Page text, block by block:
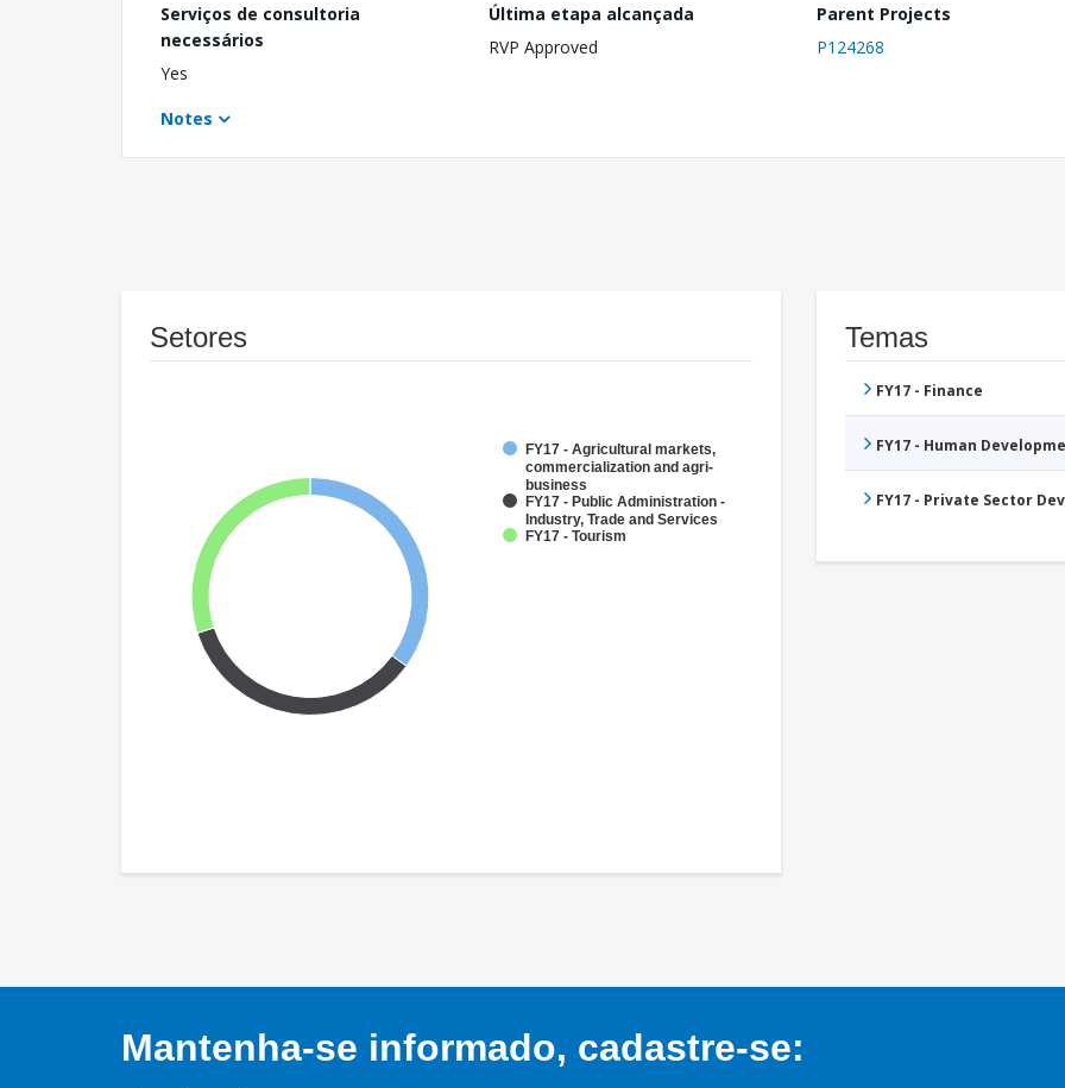
Serviços de consultoria
necessários
Yes
Última etapa alcançada
RVP Approved
Parent Projects
P124268
Notes
Setores
FY17 - Agricultural markets,
commercialization and agri-
business
FY17 - Public Administration -
Industry, Trade and Services
FY17 - Tourism
Temas
FY17 - Finance
FY17 - Human
FY17 - Private Sector
Mantenha-se informado, cadastre-se: